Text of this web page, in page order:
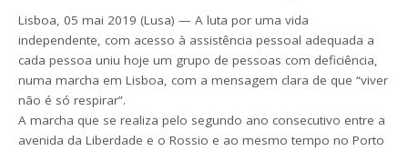
Lisboa, 05 mai 2019 (Lusa) — A luta por uma vida
independente, com acesso à assistência pessoal adequada a
cada pessoa uniu hoje um grupo de pessoas com deficiência,
numa marcha em Lisboa, com a mensagem clara de que “viver
não é só respirar”.
A marcha que se realiza pelo segundo ano consecutivo entre a
avenida da Liberdade e o Rossio e ao mesmo tempo no Porto